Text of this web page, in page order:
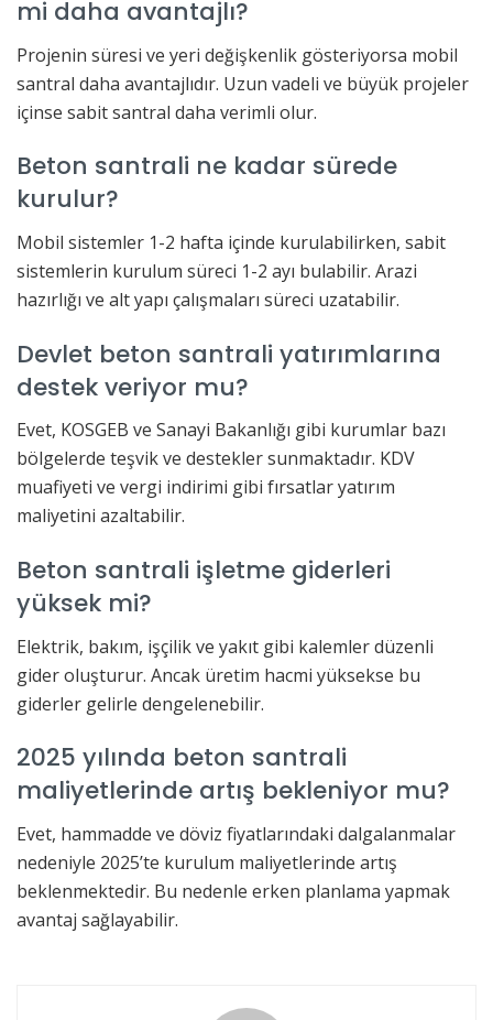
mi daha avantajlı?
Projenin süresi ve yeri değişkenlik gösteriyorsa mobil
santral daha avantajlıdır. Uzun vadeli ve büyük projeler
içinse sabit santral daha verimli olur.
Beton santrali ne kadar sürede
kurulur?
Mobil sistemler 1-2 hafta içinde kurulabilirken, sabit
sistemlerin kurulum süreci 1-2 ayı bulabilir. Arazi
hazırlığı ve alt yapı çalışmaları süreci uzatabilir.
Devlet beton santrali yatırımlarına
destek veriyor mu?
Evet, KOSGEB ve Sanayi Bakanlığı gibi kurumlar bazı
bölgelerde teşvik ve destekler sunmaktadır. KDV
muafiyeti ve vergi indirimi gibi fırsatlar yatırım
maliyetini azaltabilir.
Beton santrali işletme giderleri
yüksek mi?
Elektrik, bakım, işçilik ve yakıt gibi kalemler düzenli
gider oluşturur. Ancak üretim hacmi yüksekse bu
giderler gelirle dengelenebilir.
2025 yılında beton santrali
maliyetlerinde artış bekleniyor mu?
Evet, hammadde ve döviz fiyatlarındaki dalgalanmalar
nedeniyle 2025’te kurulum maliyetlerinde artış
beklenmektedir. Bu nedenle erken planlama yapmak
avantaj sağlayabilir.